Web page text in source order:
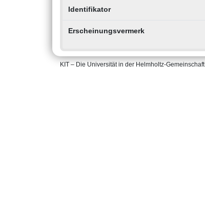
Identifikator
Erscheinungsvermerk
KIT – Die Universität in der Helmholtz-Gemeinschaft